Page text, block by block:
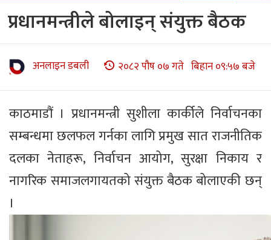
प्रधानमन्त्रीले बोलाइन् संयुक्त बैठक
अनलाइन डबली २०८२ पौष ०७ गते बिहान ०९:५७ बजे
काठमाडौं । प्रधानमन्त्री सुशीला कार्कीले निर्वाचनका
सम्बन्धमा छलफल गर्नका लागि प्रमुख सात राजनीतिक
दलका नेताहरू, निर्वाचन आयोग, सुरक्षा निकाय र
नागरिक समाजलगायतको संयुक्त बैठक बोलाएकी छन्
।